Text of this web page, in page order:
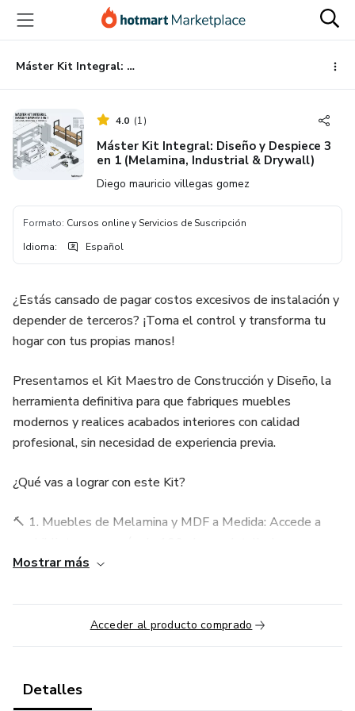
principal
página
de
página
Máster Kit Integral: Diseño y Despiece 3 en 1 (Melamina, Industrial & Drywall)
4.0 (1)
Máster Kit Integral: Diseño y Despiece 3
en 1 (Melamina, Industrial & Drywall)
Diego mauricio villegas gomez
Formato: Cursos online y Servicios de Suscripción
Idioma: Español
¿Estás cansado de pagar costos excesivos de instalación y
depender de terceros? ¡Toma el control y transforma tu
hogar con tus propias manos!
Presentamos el Kit Maestro de Construcción y Diseño, la
herramienta definitiva para que fabriques muebles
modernos y realices acabados interiores con calidad
profesional, sin necesidad de experiencia previa.
¿Qué vas a lograr con este Kit?
🔨 1. Muebles de Melamina y MDF a Medida: Accede a
(despieces en milímetros) listos para usar. Elimina el error
bisagras, correderas).
Cocinas de Ensueño: Muebles altos, bajos, esquineros y
Organización Total: Closets, zapateras, cómodas y
Mostrar más
Acceder al producto comprado
Detalles